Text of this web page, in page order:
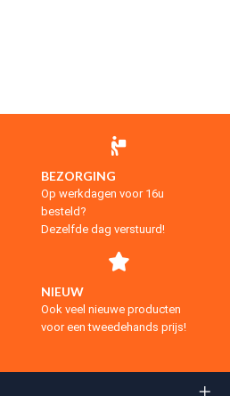
BEZORGING
Op werkdagen voor 16u
besteld?
Dezelfde dag verstuurd!
NIEUW
Ook veel nieuwe producten
voor een tweedehands prijs!